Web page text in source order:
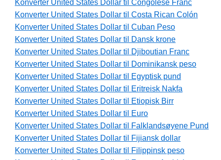
Konverter United States Dollar til Congolese Franc
Konverter United States Dollar til Costa Rican Colón
Konverter United States Dollar til Cuban Peso
Konverter United States Dollar til Dansk krone
Konverter United States Dollar til Djiboutian Franc
Konverter United States Dollar til Dominikansk peso
Konverter United States Dollar til Egyptisk pund
Konverter United States Dollar til Eritreisk Nakfa
Konverter United States Dollar til Etiopisk Birr
Konverter United States Dollar til Euro
Konverter United States Dollar til Falklandsøyene Pund
Konverter United States Dollar til Fijiansk dollar
Konverter United States Dollar til Filippinsk peso